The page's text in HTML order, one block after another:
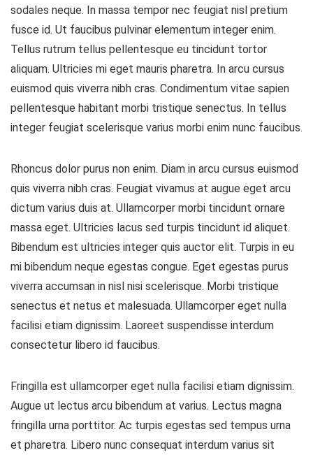
sodales neque. In massa tempor nec feugiat nisl pretium
fusce id. Ut faucibus pulvinar elementum integer enim.
Tellus rutrum tellus pellentesque eu tincidunt tortor
aliquam. Ultricies mi eget mauris pharetra. In arcu cursus
euismod quis viverra nibh cras. Condimentum vitae sapien
pellentesque habitant morbi tristique senectus. In tellus
integer feugiat scelerisque varius morbi enim nunc faucibus.
Rhoncus dolor purus non enim. Diam in arcu cursus euismod
quis viverra nibh cras. Feugiat vivamus at augue eget arcu
dictum varius duis at. Ullamcorper morbi tincidunt ornare
massa eget. Ultricies lacus sed turpis tincidunt id aliquet.
Bibendum est ultricies integer quis auctor elit. Turpis in eu
mi bibendum neque egestas congue. Eget egestas purus
viverra accumsan in nisl nisi scelerisque. Morbi tristique
senectus et netus et malesuada. Ullamcorper eget nulla
facilisi etiam dignissim. Laoreet suspendisse interdum
consectetur libero id faucibus.
Fringilla est ullamcorper eget nulla facilisi etiam dignissim.
Augue ut lectus arcu bibendum at varius. Lectus magna
fringilla urna porttitor. Ac turpis egestas sed tempus urna
et pharetra. Libero nunc consequat interdum varius sit